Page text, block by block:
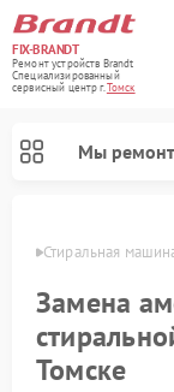
FIX-BRANDT
Ремонт устройств Brandt
Специализированный
cервисный центр г.Томск
Мы
Стиральная
Замена
Томске